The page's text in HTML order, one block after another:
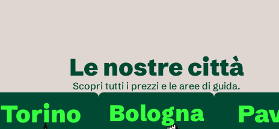
Le nostre città
Scopri tutti i prezzi e le aree di guida.
Torino Bologna